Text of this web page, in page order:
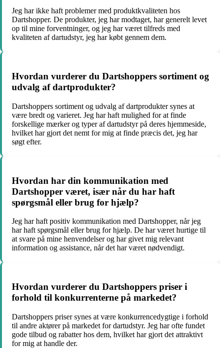
Jeg har ikke haft problemer med produktkvaliteten hos
Dartshopper. De produkter, jeg har modtaget, har generelt levet
op til mine forventninger, og jeg har været tilfreds med
kvaliteten af dartudstyr, jeg har købt gennem dem.
Hvordan vurderer du Dartshoppers sortiment og
udvalg af dartprodukter?
Dartshoppers sortiment og udvalg af dartprodukter synes at
være bredt og varieret. Jeg har haft mulighed for at finde
forskellige mærker og typer af dartudstyr på deres hjemmeside,
hvilket har gjort det nemt for mig at finde præcis det, jeg har
søgt efter.
Hvordan har din kommunikation med
Dartshopper været, især når du har haft
spørgsmål eller brug for hjælp?
Jeg har haft positiv kommunikation med Dartshopper, når jeg
har haft spørgsmål eller brug for hjælp. De har været hurtige til
at svare på mine henvendelser og har givet mig relevant
information og assistance, når det har været nødvendigt.
Hvordan vurderer du Dartshoppers priser i
forhold til konkurrenterne på markedet?
Dartshoppers priser synes at være konkurrencedygtige i forhold
til andre aktører på markedet for dartudstyr. Jeg har ofte fundet
gode tilbud og rabatter hos dem, hvilket har gjort det attraktivt
for mig at handle der.